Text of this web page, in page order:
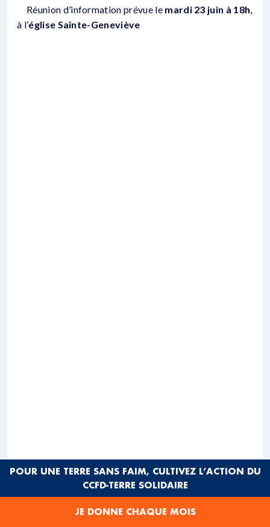
Réunion d’information prévue le mardi 23 juin à 18h,
à l’église Sainte-Geneviève
POUR UNE TERRE SANS FAIM, CULTIVEZ L’ACTION DU
CCFD-TERRE SOLIDAIRE
JE DONNE CHAQUE MOIS